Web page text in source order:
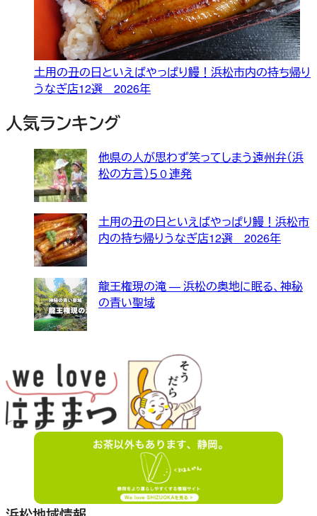
土用の丑の日といえばやっぱり鰻！浜松市内の持ち帰り
うなぎ店12選 2026年
人気ランキング
他県の人が思わず笑ってしまう遠州弁（浜
松の方言）５０連発
土用の丑の日といえばやっぱり鰻！浜松市
内の持ち帰りうなぎ店12選 2026年
龍王権現の滝 — 浜松の奥地に眠る、神秘
の青い聖域